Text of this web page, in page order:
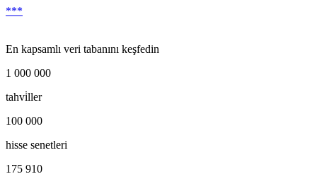
***
En kapsamlı veri tabanını keşfedin
1 000 000
tahvi̇ller
100 000
hisse senetleri
175 910